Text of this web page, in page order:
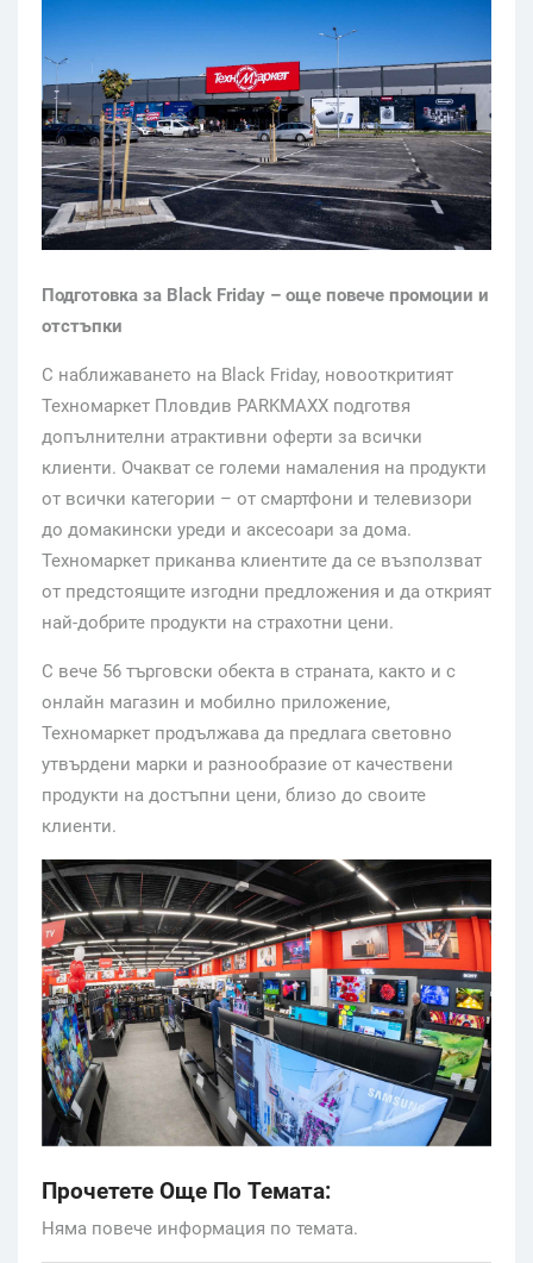
Подготовка за Black Friday – още повече промоции и
отстъпки
С наближаването на Black Friday, новооткритият
Техномаркет Пловдив PARKMAXX подготвя
допълнителни атрактивни оферти за всички
клиенти. Очакват се големи намаления на продукти
от всички категории – от смартфони и телевизори
до домакински уреди и аксесоари за дома.
Техномаркет приканва клиентите да се възползват
от предстоящите изгодни предложения и да открият
най-добрите продукти на страхотни цени.
С вече 56 търговски обекта в страната, както и с
онлайн магазин и мобилно приложение,
Техномаркет продължава да предлага световно
утвърдени марки и разнообразие от качествени
продукти на достъпни цени, близо до своите
клиенти.
Прочетете Още По Темата:
Няма повече информация по темата.